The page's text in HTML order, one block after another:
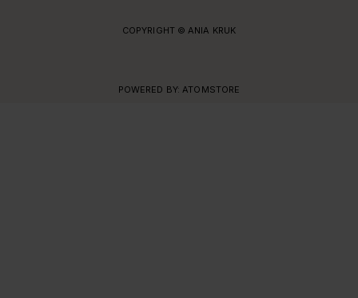
COPYRIGHT © ANIA KRUK
POWERED BY: ATOMSTORE